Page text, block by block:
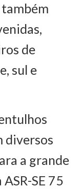
de
sul e
diversos
a grande
SE 75